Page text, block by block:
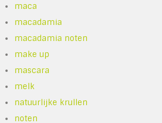
maca
macadamia
macadamia noten
make up
mascara
melk
natuurlijke krullen
noten